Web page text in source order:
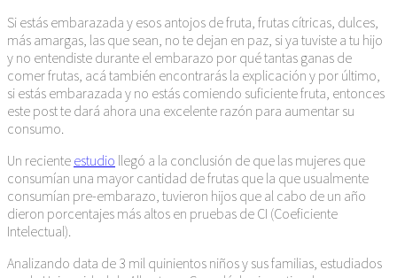
Si estás embarazada y esos antojos de fruta, frutas cítricas, dulces,
más amargas, las que sean, no te dejan en paz, si ya tuviste a tu hijo
y no entendiste durante el embarazo por qué tantas ganas de
comer frutas, acá también encontrarás la explicación y por último,
si estás embarazada y no estás comiendo suficiente fruta, entonces
este post te dará ahora una excelente razón para aumentar su
consumo.
Un reciente estudio llegó a la conclusión de que las mujeres que
consumían una mayor cantidad de frutas que la que usualmente
consumían pre-embarazo, tuvieron hijos que al cabo de un año
dieron porcentajes más altos en pruebas de CI (Coeficiente
Intelectual).
Analizando data de 3 mil quinientos niños y sus familias, estudiados